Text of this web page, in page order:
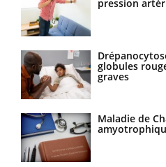
pression
globules
graves
Maladie de